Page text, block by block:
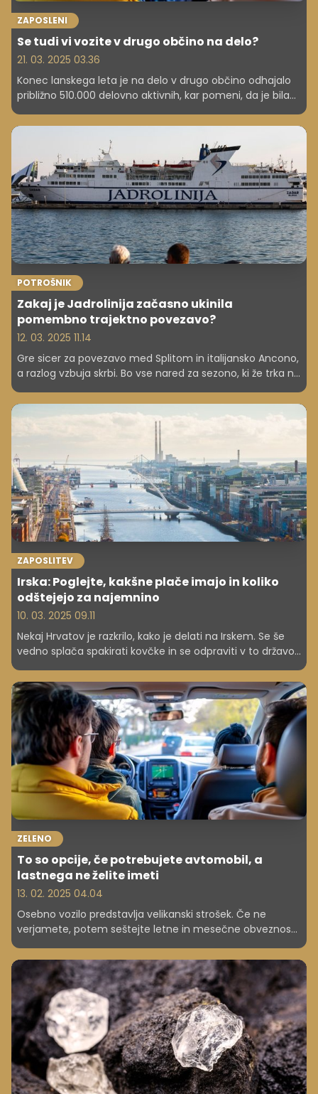
ZAPOSLENI
Se tudi vi vozite v drugo občino na delo?
21. 03. 2025 03.36
Konec lanskega leta je na delo v drugo občino odhajalo
približno 510.000 delovno aktivnih, kar pomeni, da je bila
migrant. Med vsemi občinami je bilo samo 34 takšnih, v
katerih je bilo delovnih mest več kot delovno aktivnih
prebivalcev občine, je objavil državni statistični urad.
POTROŠNIK
Zakaj je Jadrolinija začasno ukinila
pomembno trajektno povezavo?
12. 03. 2025 11.14
Gre sicer za povezavo med Splitom in italijansko Ancono,
a razlog vzbuja skrbi. Bo vse nared za sezono, ki že trka na
odpravijo že za prvomajske praznike.
ZAPOSLITEV
Irska: Poglejte, kakšne plače imajo in koliko
odštejejo za najemnino
10. 03. 2025 09.11
Nekaj Hrvatov je razkrilo, kako je delati na Irskem. Se še
vedno splača spakirati kovčke in se odpraviti v to državo
ZELENO
To so opcije, če potrebujete avtomobil, a
lastnega ne želite imeti
13. 02. 2025 04.04
Osebno vozilo predstavlja velikanski strošek. Če ne
verjamete, potem seštejte letne in mesečne obveznosti
servisiranja. Nato razmislite, ali si lahko avtomobil
resnično privoščite.